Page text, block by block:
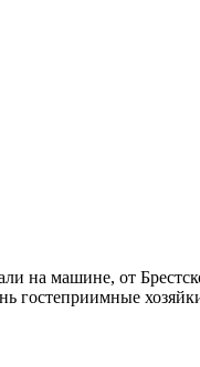
на машине, от
гостеприимные